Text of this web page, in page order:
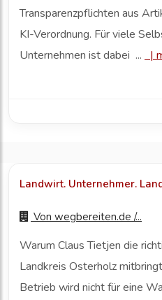
Transparenzpflichten aus
KI-Verordnung. Für viele
Unternehmen ist dabei ...
|
Landwirt. Unternehmer.
Von wegbereiten.de /...
Warum Claus Tietjen die
Landkreis Osterholz
Betrieb wird nicht für eine